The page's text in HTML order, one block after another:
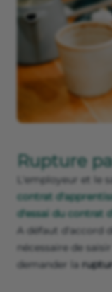
Rupture
L'employeur et le
contrat
d'essai du contrat
A défaut d'accord
nécessaire de
demander la